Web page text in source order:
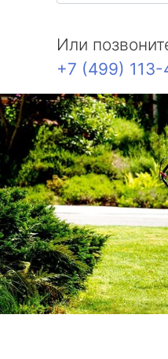
Или
+7 (499)